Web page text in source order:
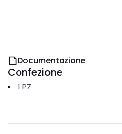
Documentazione
Confezione
1 PZ